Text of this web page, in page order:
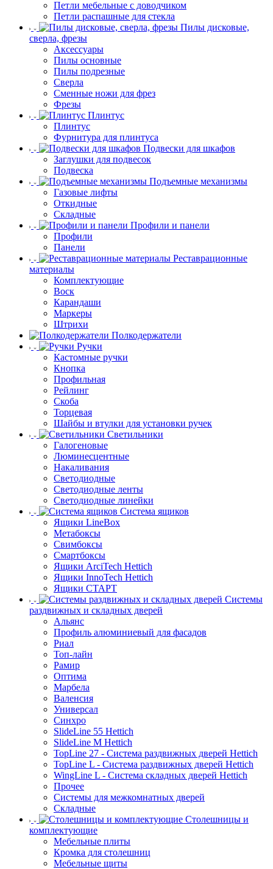
Петли мебельные с доводчиком
Петли распашные для стекла
Пилы дисковые,
сверла, фрезы
Аксессуары
Пилы основные
Пилы подрезные
Сверла
Сменные ножи для фрез
Фрезы
Плинтус
Плинтус
Фурнитура для плинтуса
Подвески для шкафов
Заглушки для подвесок
Подвеска
Подъемные механизмы
Газовые лифты
Откидные
Складные
Профили и панели
Профили
Панели
Реставрационные
материалы
Комплектующие
Воск
Карандаши
Маркеры
Штрихи
Полкодержатели
Ручки
Кастомные ручки
Кнопка
Профильная
Рейлинг
Скоба
Торцевая
Шайбы и втулки для установки ручек
Светильники
Галогеновые
Люминесцентные
Накаливания
Светодиодные
Светодиодные ленты
Светодиодные линейки
Система ящиков
Ящики LineBox
Метабоксы
Свимбоксы
Смартбоксы
Ящики ArciTech Hettich
Ящики InnoTech Hettich
Ящики СТАРТ
Системы
раздвижных и складных дверей
Альянс
Профиль алюминиевый для фасадов
Риал
Топ-лайн
Рамир
Оптима
Марбела
Валенсия
Универсал
Синхро
SlideLine 55 Hettich
SlideLine M Hettich
TopLine 27 - Система раздвижных дверей Hettich
TopLine L - Система раздвижных дверей Hettich
WingLine L - Система складных дверей Hettich
Прочее
Системы для межкомнатных дверей
Складные
Столешницы и
комплектующие
Мебельные плиты
Кромка для столешниц
Мебельные щиты